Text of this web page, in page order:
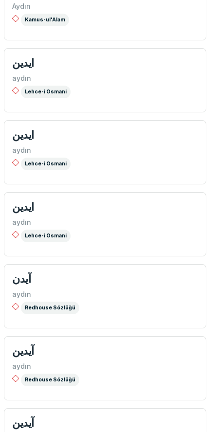
Aydın
Kamus-ul'Alam
ايدين
aydın
Lehce-i Osmani
ايدين
aydın
Lehce-i Osmani
ايدين
aydın
Lehce-i Osmani
آیدن
aydın
Redhouse Sözlüğü
آیدين
aydın
Redhouse Sözlüğü
آیدین